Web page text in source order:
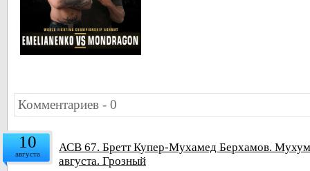
Комментариев - 0
10
августа
АСВ 67. Бретт Купер-Мухамед Берхамов.
августа. Грозный